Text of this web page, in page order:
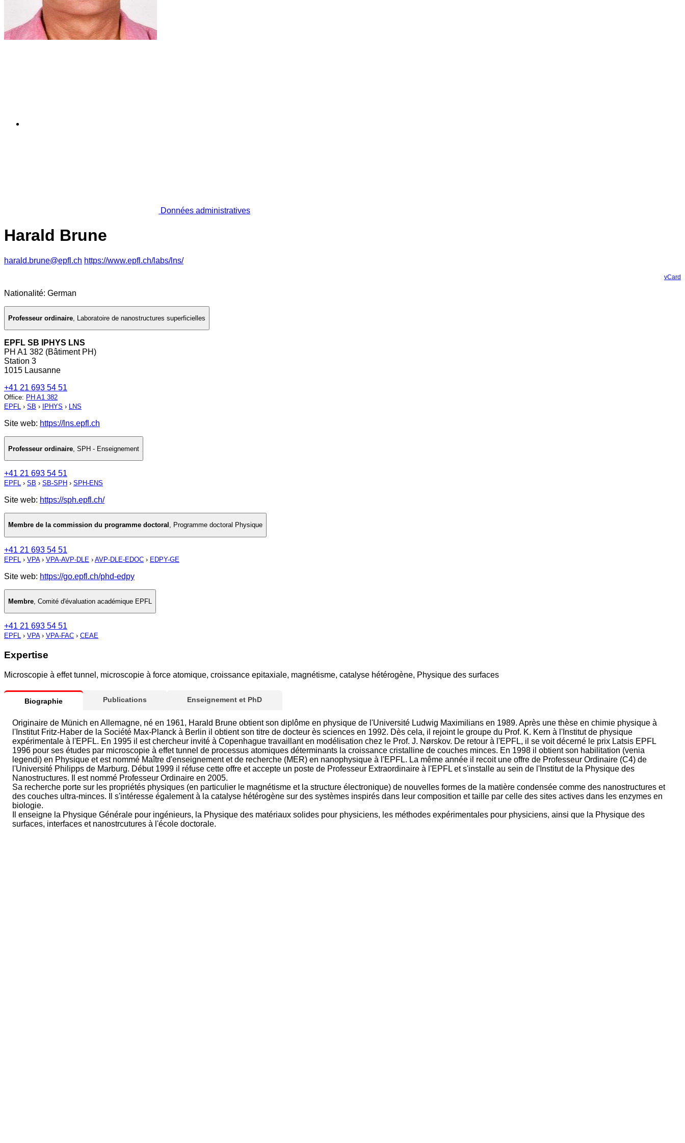
Données administratives
Harald Brune
harald.brune@epfl.ch https://www.epfl.ch/labs/lns/
vCard
Nationalité: German
Professeur ordinaire, Laboratoire de nanostructures superficielles
EPFL SB IPHYS LNS
PH A1 382 (Bâtiment PH)
Station 3
1015 Lausanne
+41 21 693 54 51
Office: PH A1 382
EPFL › SB › IPHYS › LNS
Site web: https://lns.epfl.ch
Professeur ordinaire SPH - Enseignement
+41 21 693 54 51
EPFL › SB › SB-SPH › SPH-ENS
Site web: https://sph.epfl.ch/
Membre de la commission du programme doctoral , Programme doctoral Physique
+41 21 693 54 51
EPFL › VPA› VPA-AVP-DLE › AVP-DLE-EDOC › EDPY-GE
Site web: https://go.epfl.ch/phd-edpy
Membre, Comité d'évaluation académique EPFL
+41 21 693 54 51
EPFL › VPA› VPA-FAC › CEAE
Expertise
Microscopie à effet tunnel, microscopie à force atomique, croissance epitaxiale, magnétisme, catalyse hétérogène, Physique des surfaces
Biographie Publications Enseignement et PhD
Originaire de Münich en Allemagne, né en 1961, Harald Brune obtient son diplôme en physique de l'Université Ludwig Maximilians en 1989. Après une thèse en chimie physique à
l'Institut Fritz-Haber de la Société Max-Planck à Berlin il obtient son titre de docteur ès sciences en 1992. Dès cela, il rejoint le groupe du Prof. K. Kern à l'Institut de physique
expérimentale à l'EPFL. En 1995 il est chercheur invité à Copenhague travaillant en modélisation chez le Prof. J. Nørskov. De retour à l'EPFL, il se voit décerné le prix Latsis EPFL
1996 pour ses études par microscopie à effet tunnel de processus atomiques déterminants la croissance cristalline de couches minces. En 1998 il obtient son habilitation (venia
legendi) en Physique et est nommé Maître d'enseignement et de recherche (MER) en nanophysique à l'EPFL. La même année il recoit une offre de Professeur Ordinaire (C4) de
l'Université Philipps de Marburg. Début 1999 il réfuse cette offre et accepte un poste de Professeur Extraordinaire à l'EPFL et s'installe au sein de l'Institut de la Physique des
Nanostructures. Il est nommé Professeur Ordinaire en 2005.
Sa recherche porte sur les propriétés physiques (en particulier le magnétisme et la structure électronique) de nouvelles formes de la matière condensée comme des nanostructures et
des couches ultra-minces. Il s'intéresse également à la catalyse hétérogène sur des systèmes inspirés dans leur composition et taille par celle des sites actives dans les enzymes en
biologie.
Il enseigne la Physique Générale pour ingénieurs, la Physique des matériaux solides pour physiciens, les méthodes expérimentales pour physiciens, ainsi que la Physique des
surfaces, interfaces et nanostrcutures à l'école doctorale.